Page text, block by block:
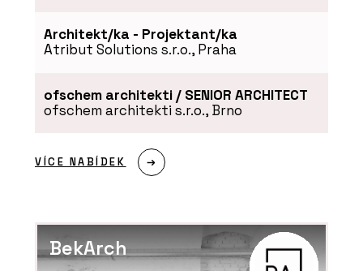
Architekt/ka - Projektant/ka
Atribut Solutions s.r.o., Praha
ofschem architekti / SENIOR ARCHITECT
ofschem architekti s.r.o., Brno
VÍCE NABÍDEK
BekArch